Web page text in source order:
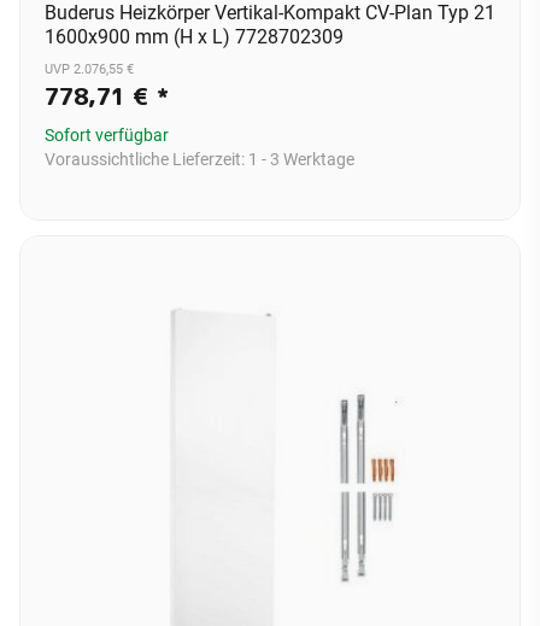
Buderus Heizkörper Vertikal-Kompakt CV-Plan Typ 21
1600x900 mm (H x L) 7728702309
UVP 2.076,55 €
778,71 € *
Sofort verfügbar
Voraussichtliche Lieferzeit: 1 - 3 Werktage